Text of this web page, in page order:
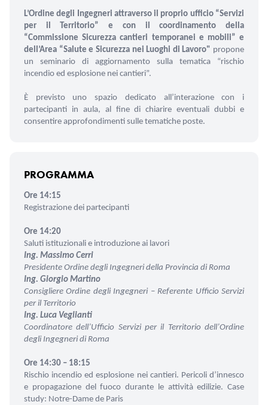
L’Ordine degli Ingegneri attraverso il proprio ufficio “Servizi
per il Territorio” e con il coordinamento della
“Commissione Sicurezza cantieri temporanei e mobili” e
dell’Area “Salute e Sicurezza nei Luoghi di Lavoro" propone
un seminario di aggiornamento sulla tematica “rischio
incendio ed esplosione nei cantieri”.
È previsto uno spazio dedicato all’interazione con i
partecipanti in aula, al fine di chiarire eventuali dubbi e
consentire approfondimenti sulle tematiche poste.
PROGRAMMA
Ore 14:15
Registrazione dei partecipanti
Ore 14:20
Saluti istituzionali e introduzione ai lavori
Ing. Massimo Cerri
Presidente Ordine degli Ingegneri della Provincia di Roma
Ing. Giorgio Martino
Consigliere Ordine degli Ingegneri – Referente Ufficio Servizi
per il Territorio
Ing. Luca Veglianti
Coordinatore dell’Ufficio Servizi per il Territorio dell’Ordine
degli Ingegneri di Roma
Ore 14:30 – 18:15
Rischio incendio ed esplosione nei cantieri. Pericoli d’innesco
e propagazione del fuoco durante le attività edilizie. Case
study: Notre-Dame de Paris